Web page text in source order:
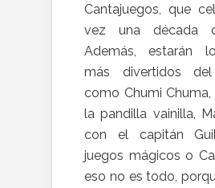
Cantajuegos, que
vez una década
Además, estarán
más divertidos del
como Chumi Chuma,
la pandilla vainilla,
con el capitán
juegos mágicos o
eso no es todo,